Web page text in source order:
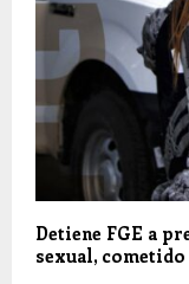
Detiene FGE a
sexual,